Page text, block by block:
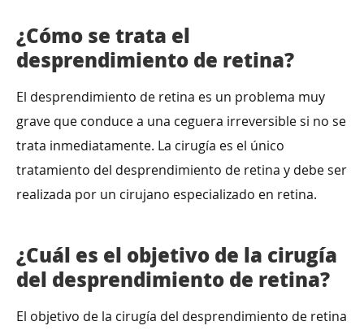
¿Cómo se trata el
desprendimiento de retina?
El desprendimiento de retina es un problema muy
grave que conduce a una ceguera irreversible si no se
trata inmediatamente. La cirugía es el único
tratamiento del desprendimiento de retina y debe ser
realizada por un cirujano especializado en retina.
¿Cuál es el objetivo de la cirugía
del desprendimiento de retina?
El objetivo de la cirugía del desprendimiento de retina